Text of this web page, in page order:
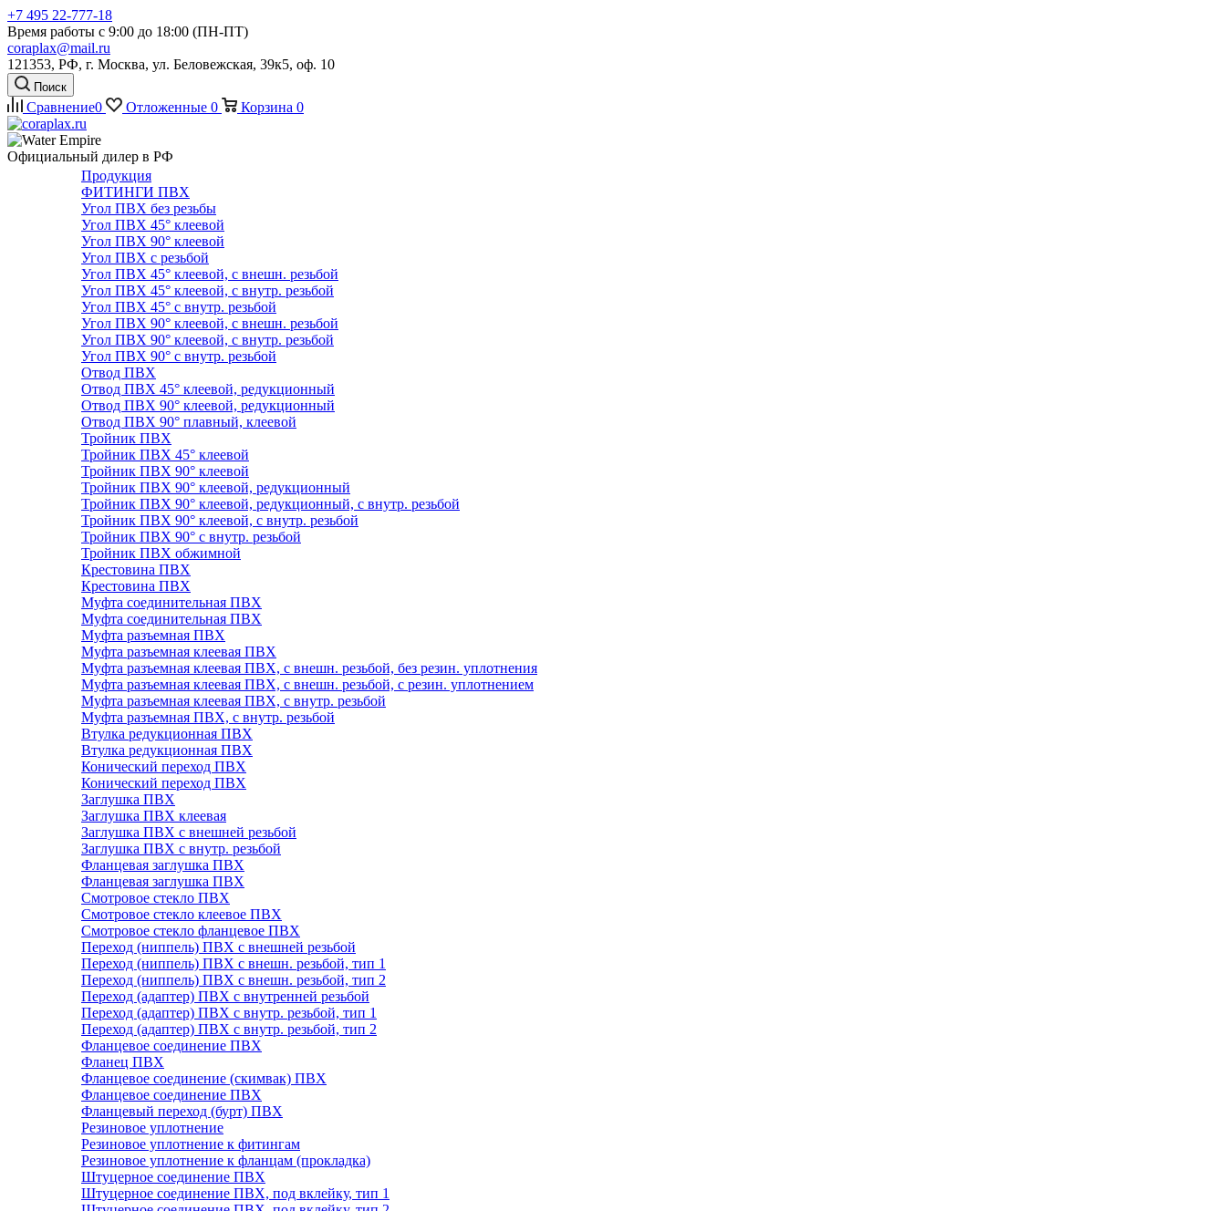
+7 495 22-777-18
Время работы с 9:00 до 18:00 (ПН-ПТ)
coraplax@mail.ru
121353, РФ, г. Москва, ул. Беловежская, 39к5, оф. 10
Поиск
Сравнение0 Отложенные 0 Корзина 0
Официальный дилер в РФ
Продукция
ФИТИНГИ ПВХ
Угол ПВХ без резьбы
Угол ПВХ 45° клеевой
Угол ПВХ 90° клеевой
Угол ПВХ с резьбой
Угол ПВХ 45° клеевой, с внешн. резьбой
Угол ПВХ 45° клеевой, с внутр. резьбой
Угол ПВХ 45° с внутр. резьбой
Угол ПВХ 90° клеевой, с внешн. резьбой
Угол ПВХ 90° клеевой, с внутр. резьбой
Угол ПВХ 90° с внутр. резьбой
Отвод ПВХ
Отвод ПВХ 45° клеевой, редукционный
Отвод ПВХ 90° клеевой, редукционный
Отвод ПВХ 90° плавный, клеевой
Тройник ПВХ
Тройник ПВХ 45° клеевой
Тройник ПВХ 90° клеевой
Тройник ПВХ 90° клеевой, редукционный
Тройник ПВХ 90° клеевой, редукционный, с внутр. резьбой
Тройник ПВХ 90° клеевой, с внутр. резьбой
Тройник ПВХ 90° с внутр. резьбой
Тройник ПВХ обжимной
Крестовина ПВХ
Крестовина ПВХ
Муфта соединительная ПВХ
Муфта соединительная ПВХ
Муфта разъемная ПВХ
Муфта разъемная клеевая ПВХ
Муфта разъемная клеевая ПВХ, с внешн. резьбой, без резин. уплотнения
Муфта разъемная клеевая ПВХ, с внешн. резьбой, с резин. уплотнением
Муфта разъемная клеевая ПВХ, с внутр. резьбой
Муфта разъемная ПВХ, с внутр. резьбой
Втулка редукционная ПВХ
Втулка редукционная ПВХ
Конический переход ПВХ
Конический переход ПВХ
Заглушка ПВХ
Заглушка ПВХ клеевая
Заглушка ПВХ с внешней резьбой
Заглушка ПВХ с внутр. резьбой
Фланцевая заглушка ПВХ
Фланцевая заглушка ПВХ
Смотровое стекло ПВХ
Смотровое стекло клеевое ПВХ
Смотровое стекло фланцевое ПВХ
Переход (ниппель) ПВХ с внешней резьбой
Переход (ниппель) ПВХ с внешн. резьбой, тип 1
Переход (ниппель) ПВХ с внешн. резьбой, тип 2
Переход (адаптер) ПВХ с внутренней резьбой
Переход (адаптер) ПВХ с внутр. резьбой, тип 1
Переход (адаптер) ПВХ с внутр. резьбой, тип 2
Фланцевое соединение ПВХ
Фланец ПВХ
Фланцевое соединение (скимвак) ПВХ
Фланцевое соединение ПВХ
Фланцевый переход (бурт) ПВХ
Резиновое уплотнение
Резиновое уплотнение к фитингам
Резиновое уплотнение к фланцам (прокладка)
Штуцерное соединение ПВХ
Штуцерное соединение ПВХ, под вклейку, тип 1